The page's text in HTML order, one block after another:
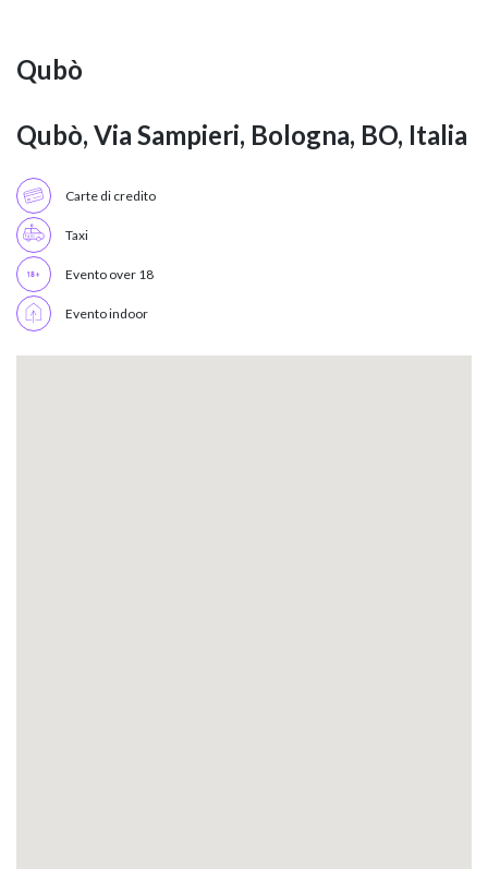
Qubò
Qubò, Via Sampieri, Bologna, BO, Italia
Carte di credito
Taxi
Evento over 18
Evento indoor